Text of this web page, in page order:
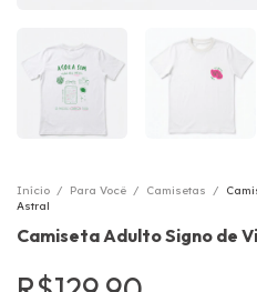
Início / Para Você / Camisetas /
Astral
Camiseta Adulto Signo de